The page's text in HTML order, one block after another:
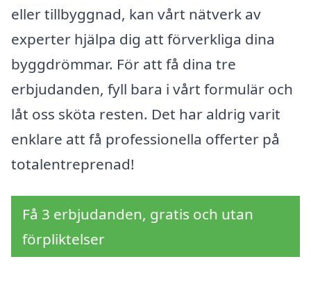
eller tillbyggnad, kan vårt nätverk av
experter hjälpa dig att förverkliga dina
byggdrömmar. För att få dina tre
erbjudanden, fyll bara i vårt formulär och
låt oss sköta resten. Det har aldrig varit
enklare att få professionella offerter på
totalentreprenad!
Få 3 erbjudanden, gratis och utan
förpliktelser